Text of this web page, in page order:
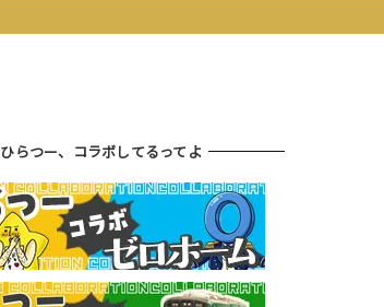
ひらつー、コラボしてるってよ